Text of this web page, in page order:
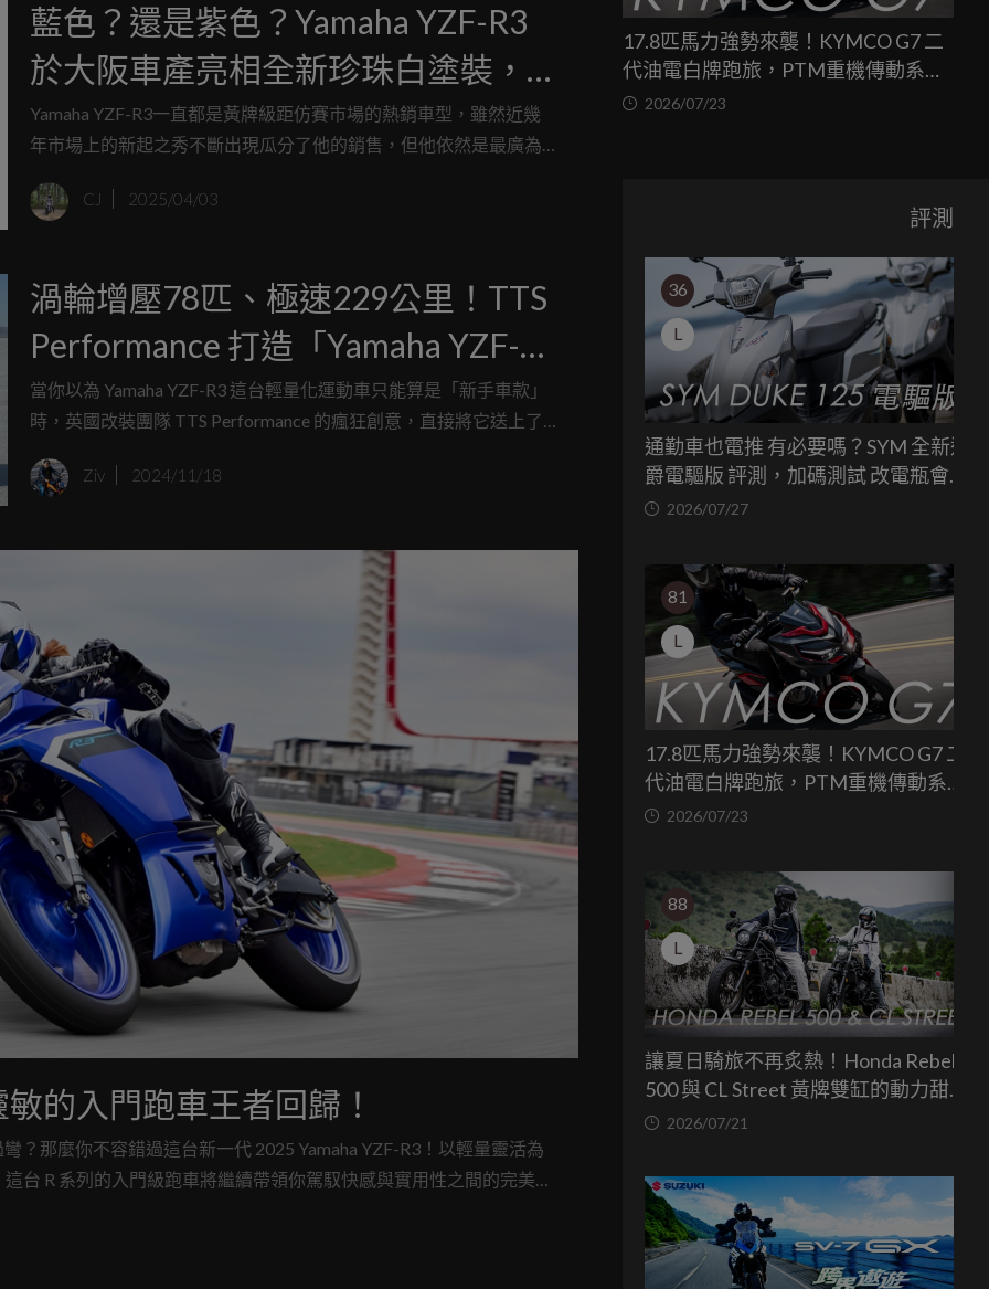
藍色？還是紫色？Yamaha YZF-R3
於大阪車產亮相全新珍珠白塗裝，
不同角度會是不同顏色
Yamaha YZF-R3一直都是黃牌級距仿賽市場的熱銷車型，雖然近幾
年市場上的新起之秀不斷出現瓜分了他的銷售，但他依然是最廣為
為Yamaha最近在大阪車展正式宣佈了2025年式的新車型和全新的塗
CJ 2025/04/03
渦輪增壓78匹、極速229公里！TTS
Performance 打造「Yamaha YZF-
R3 增壓版」刷新鹽灘紀錄！
當你以為 Yamaha YZF-R3 這台輕量化運動車只能算是「新手車款」
時，英國改裝團隊 TTS Performance 的瘋狂創意，直接將它送上了
成為全球最快的 Yamaha YZF-R3！
Ziv 2024/11/18
的入門跑車王者回歸！
？那麼你不容錯過這台新一代 2025 Yamaha YZF-R3！以輕量靈活為
台 R 系列的入門級跑車將繼續帶領你駕馭快感與實用性之間的完美平
17.8匹馬力強勢來襲！KYMCO G7 二
代油電白牌跑旅，PTM重機傳動系統
與8公斤減重的操控饗宴
2026/07/23
評測
36
L
通勤車也電推 有必要嗎？SYM 全新迪
爵電驅版 評測，加碼測試 改電瓶會更
省油嗎？
2026/07/27
81
L
17.8匹馬力強勢來襲！KYMCO G7 二
代油電白牌跑旅，PTM重機傳動系統
與8公斤減重的操控饗宴
2026/07/23
88
L
讓夏日騎旅不再炙熱！Honda Rebel
500 與 CL Street 黃牌雙缸的動力甜蜜
點 2026/07/21